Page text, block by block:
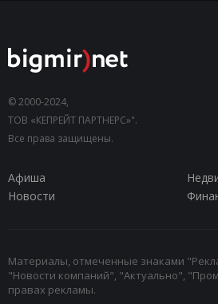
© 2000-2024,
ТОВ «КЕПРЕЙТ ПАРТНЕРС»".
Все права защищены.
Афиша
Новости
Материалы, отмеченные знаками
"Новости компаний", "Актуально",
правах рекламы.